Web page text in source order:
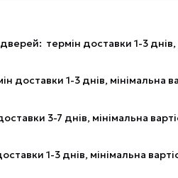
термін доставки 1-3 днів,
1-3 днів, мінімальна
3-7 днів, мінімальна
1-3 днів, мінімальна